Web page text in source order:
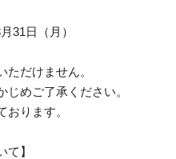
31日（月）
ただけません。
じめご了承ください。
ります。
て】